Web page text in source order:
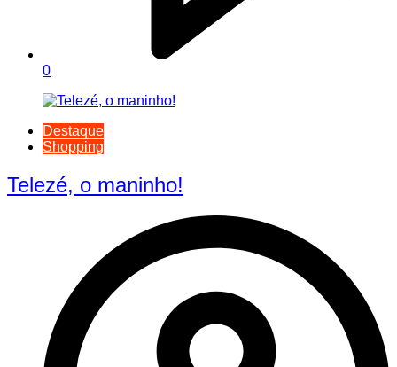
0
Destaque
Shopping
Telezé, o maninho!